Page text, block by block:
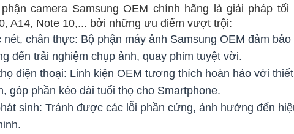
camera Samsung OEM chính hãng là giải pháp
A14, Note 10,... bởi những ưu điểm vượt trội:
nét, chân thực: Bộ phận máy ảnh Samsung OEM đảm
đến trải nghiệm chụp ảnh, quay phim tuyệt vời.
điện thoại: Linh kiện OEM tương thích hoàn hảo với
góp phần kéo dài tuổi thọ cho Smartphone.
sinh: Tránh được các lỗi phần cứng, ảnh hưởng đến